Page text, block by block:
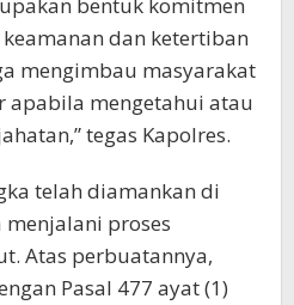
bentuk komitmen
dan ketertiban
mengimbau masyarakat
apabila mengetahui atau
tegas Kapolres.
telah diamankan di
proses
Atas perbuatannya,
Pasal 477 ayat (1)